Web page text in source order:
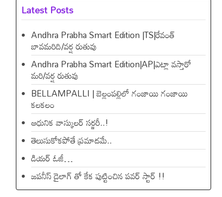
Latest Posts
Andhra Prabha Smart Edition |TS|రేవంత్​
బావమరిది/వర్ష రుతువు
Andhra Prabha Smart Edition|AP|ఎట్లా వస్తారో
మరి/వర్ష రుతువు
BELLAMPALLI | బెల్లంపల్లిలో గంజాయి గంజాయి
కలకలం
ఆధునిక వాస్కులర్ సర్జరీ..!
తెలుసుకోకపోతే ప్రమాదమే..
డియ‌ర్ ఓజీ…
జపనీస్ డైలాగ్ తో కేక పుట్టించిన ప‌వ‌ర్ స్టార్ !!